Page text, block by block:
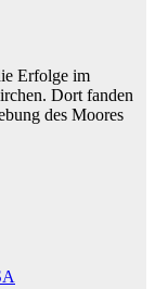
Erfolge im
Dort fanden
des Moores